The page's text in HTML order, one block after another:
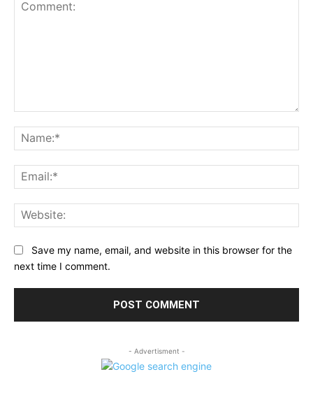
Save my name, email, and website in this browser for the
next time I comment.
- Advertisment -